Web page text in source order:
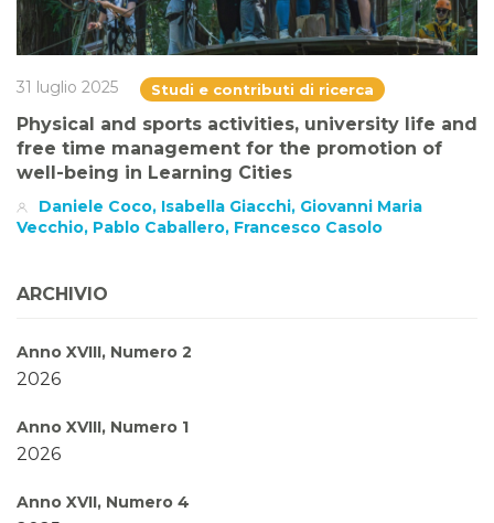
31 luglio 2025 Studi e contributi di ricerca
Physical and sports activities, university life and
free time management for the promotion of
well-being in Learning Cities
Daniele Coco, Isabella Giacchi, Giovanni Maria
Vecchio, Pablo Caballero, Francesco Casolo
ARCHIVIO
Anno XVIII, Numero 2
2026
Anno XVIII, Numero 1
2026
Anno XVII, Numero 4